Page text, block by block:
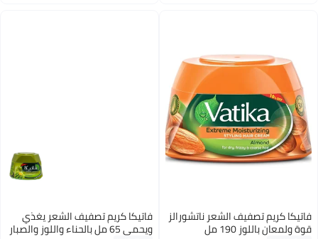
فاتيكا كريم تصفيف الشعر ناتشورالز
قوة ولمعان باللوز 190 مل
فاتيكا كريم تصفيف الشعر يغذي
ويحمي 65 مل بالحناء واللوز والصبار